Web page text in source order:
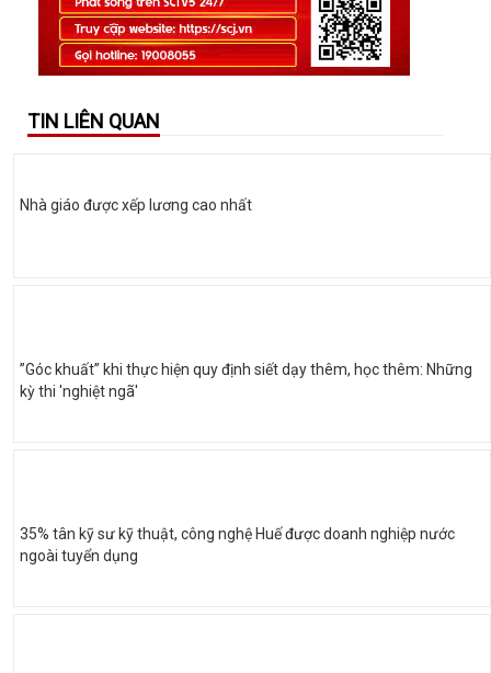
TIN LIÊN QUAN
Nhà giáo được xếp lương cao nhất
”Góc khuất” khi thực hiện quy định siết dạy thêm, học thêm: Những
kỳ thi 'nghiệt ngã'
35% tân kỹ sư kỹ thuật, công nghệ Huế được doanh nghiệp nước
ngoài tuyển dụng